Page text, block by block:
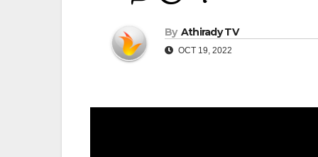
By Athirady TV
OCT 19, 2022